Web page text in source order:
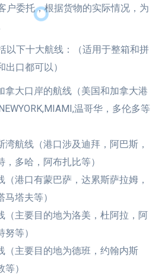
户委托，根据货物的实际情况，为
以下十大航线：（适用于整箱和拼
口都可以）
拿大口岸的航线（美国和加拿大港
温哥华，多伦多等
湾航线（港口涉及迪拜，阿巴斯，
多哈，阿布扎比等）
（港口有蒙巴萨，达累斯萨拉姆，
塔夫等）
（主要目的地为洛美，杜阿拉，阿
等）
（主要目的地为德班，约翰内斯
）